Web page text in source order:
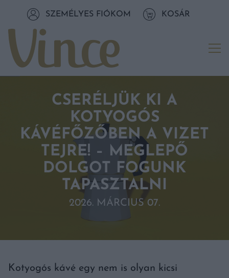
Tovább a tartalomhozSZEMÉLYES FIÓKOM KOSÁR
CSERÉLJÜK KI A
KOTYOGÓS
KÁVÉFŐZŐBEN A VIZET
TEJRE! – MEGLEPŐ
DOLGOT FOGUNK
TAPASZTALNI
2026. MÁRCIUS 07.
Kotyogós kávé egy nem is olyan kicsi